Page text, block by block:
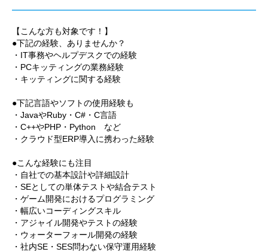
【こんな方も対象です！】
●下記の経験、ありませんか？
・IT事務やヘルプデスクでの経験
・PCキッティングの業務経験
・キッティングに関する経験
●下記言語やソフトの使用経験も
・JavaやRuby・C#・C言語
・C++やPHP・Python など
・クラウド型ERP導入に携わった経験
●こんな経験にも注目
・自社での基本設計や詳細設計
・SEとしての単体テストや結合テスト
・ゲーム開発におけるプログラミング
・幅広いコーディングスキル
・アジャイル開発やテストの経験
・ウォーターフォール開発の経験
・社内SE・SES問わない保守運用経験